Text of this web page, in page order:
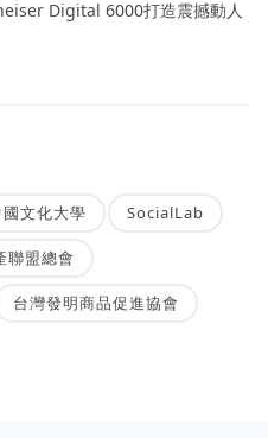
Digital 6000打造震撼動人
文化大學 SocialLab
聯盟總會
台灣發明商品促進協會